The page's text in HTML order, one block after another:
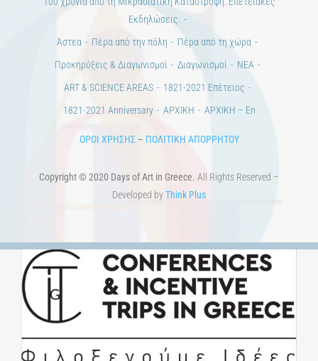
Εκδηλώσεις.
Άστεα
Πέρα από την πόλη
Πέρα από τη χώρα
Προκηρύξεις & Διαγωνισμοί
Διαγωνισμοί
ΝΕΑ
ART & SCIENCE AREAS
1821-2021 Επέτειος
1821-2021 Anniversary
ΑΡΧΙΚΗ ΑΡΧΙΚΗ – En
ΟΡΟΙ ΧΡΗΣΗΣ– ΠΟΛΙΤΙΚΗ ΑΠΟΡΡΗΤΟΥ
Copyright © 2020 Days of Art in Greece. All Rights Reserved –
Developed byThink Plus